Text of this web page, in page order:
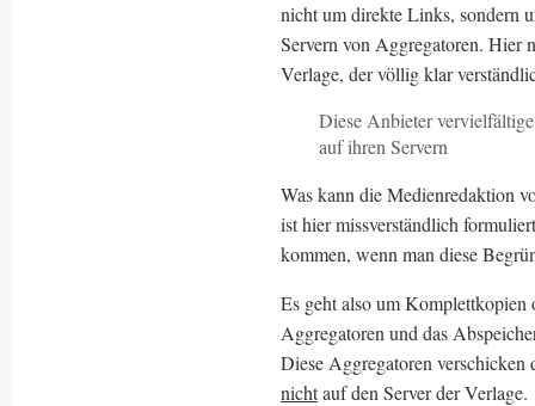
nicht um direkte Links, sondern
Servern von Aggregatoren. Hier
Verlage, der völlig klar
Diese Anbieter
auf ihren Servern
Was kann die Medienredaktion
ist hier missverständlich
kommen, wenn man diese
Es geht also um
Aggregatoren und das
Diese Aggregatoren
nichtauf den Server der Verlage.